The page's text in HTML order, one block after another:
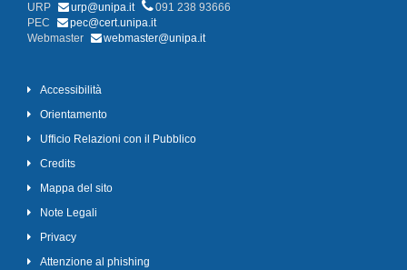
URP
urp@unipa.it
091 238 93666
PEC
pec@cert.unipa.it
Webmaster
webmaster@unipa.it
Accessibilità
Orientamento
Ufficio Relazioni con il Pubblico
Credits
Mappa del sito
Note Legali
Privacy
Attenzione al phishing